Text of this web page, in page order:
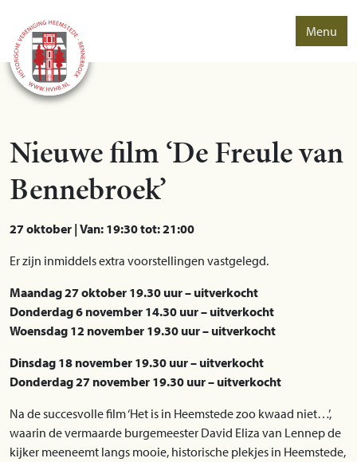
Menu
Nieuwe film ‘De Freule van
Bennebroek’
27 oktober | Van: 19:30 tot: 21:00
Er zijn inmiddels extra voorstellingen vastgelegd.
Maandag 27 oktober 19.30 uur – uitverkocht
Donderdag 6 november 14.30 uur – uitverkocht
Woensdag 12 november 19.30 uur – uitverkocht
Dinsdag 18 november 19.30 uur – uitverkocht
Donderdag 27 november 19.30 uur – uitverkocht
Na de succesvolle film ‘Het is in Heemstede zoo kwaad niet…’,
waarin de vermaarde burgemeester David Eliza van Lennep de
kijker meeneemt langs mooie, historische plekjes in Heemstede,